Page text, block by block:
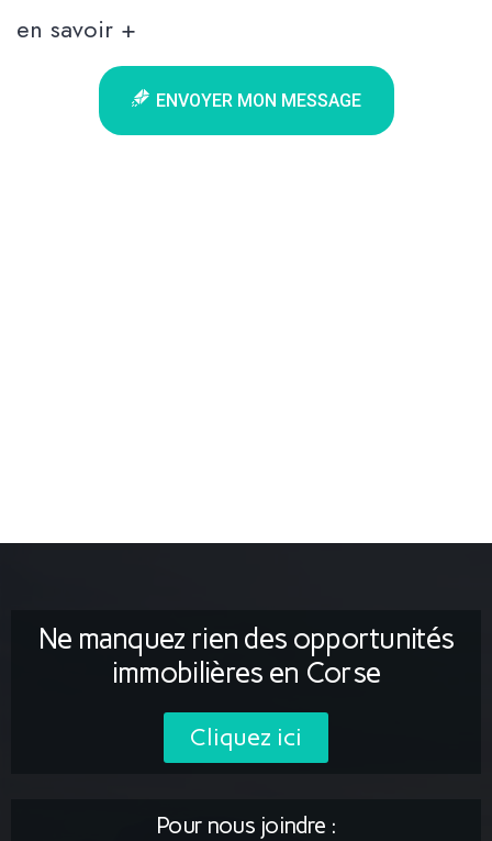
en savoir +
ENVOYER MON MESSAGE
Ne manquez rien des opportunités
immobilières en Corse
Cliquez ici
Pour nous joindre :